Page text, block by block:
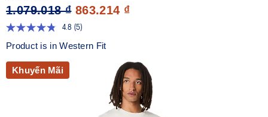
1.079.018 ₫ 863.214 ₫
4.8 Đọc
5
đánh
(5)
Product is in Western Fit
Khuyến Mãi